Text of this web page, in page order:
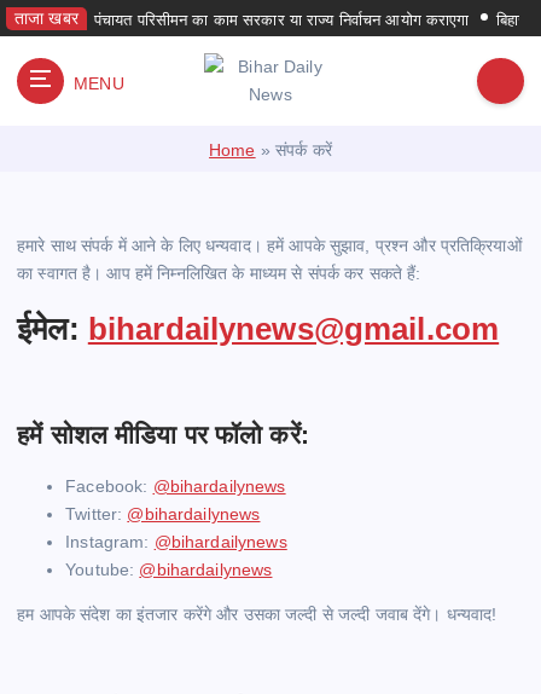
S
k
ताजा खबरपंचायत परिसीमन का काम सरकार या राज्य निर्वाचन आयोग कराएगा बिहार में
MENU
Home »संपर्क करें
हमारे साथ संपर्क में आने के लिए धन्यवाद। हमें आपके सुझाव, प्रश्न और प्रतिक्रियाओं
का स्वागत है। आप हमें निम्नलिखित के माध्यम से संपर्क कर सकते हैं:
ईमेल: bihardailynews@gmail.com
हमें सोशल मीडिया पर फॉलो करें:
Facebook: @bihardailynews
Twitter: @bihardailynews
Instagram: @bihardailynews
Youtube: @bihardailynews
हम आपके संदेश का इंतजार करेंगे और उसका जल्दी से जल्दी जवाब देंगे। धन्यवाद!